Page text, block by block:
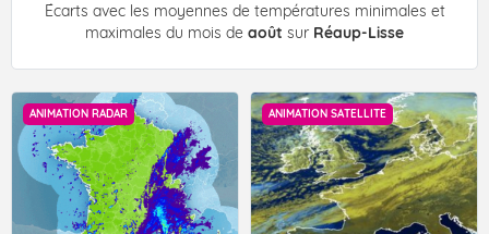
Écarts avec les moyennes de températures minimales et
maximales du mois de août sur Réaup-Lisse
ANIMATION RADAR ANIMATION SATELLITE